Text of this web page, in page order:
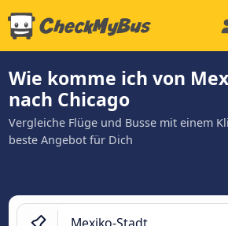
Wie komme ich von
nach Chicago
Vergleiche Flüge und Busse mit einem
beste Angebot für Dich